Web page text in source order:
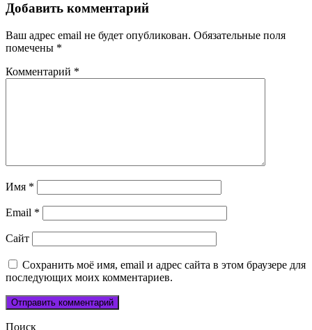
Добавить комментарий
Ваш адрес email не будет опубликован. Обязательные поля
помечены *
Комментарий *
Имя *
Email *
Сайт
Сохранить моё имя, email и адрес сайта в этом браузере для
последующих моих комментариев.
Поиск